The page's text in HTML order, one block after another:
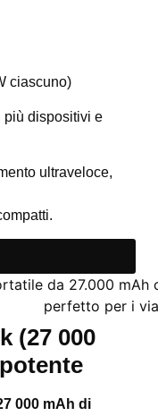
ciascuno)
più dispositivi e
ultraveloce,
(27 000
000 mAh di